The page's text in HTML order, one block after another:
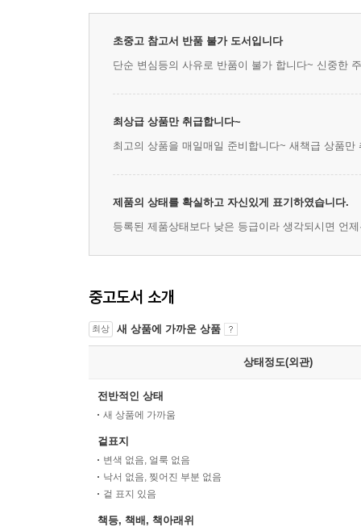
초중고 참고서 반품 불가 도서입니다
단순 변심등의 사유로 반품이 불가 합니다~ 신중한
최상급 상품만 취급합니다~
최고의 상품을 매일매일 준비합니다~ 새책급 상품만
제품의 상태를 확실하고 자신있게 표기하였습니다.
등록된 제품상태보다 낮은 등급이라 생각되시면 언
중고도서 소개
최상 새 상품에 가까운 상품
상태정도(외관)
전반적인 상태
새 상품에 가까움
겉표지
변색 없음, 얼룩 없음
낙서 없음, 찢어진 부분 없음
겉 표지 있음
책등, 책배, 책아래위